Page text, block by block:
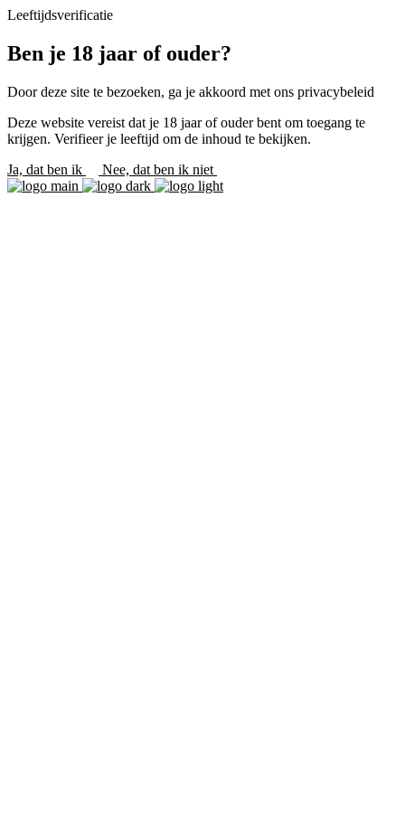
Leeftijdsverificatie
Ben je 18 jaar of ouder?
Door deze site te bezoeken, ga je akkoord met ons privacybeleid
Deze website vereist dat je 18 jaar of ouder bent om toegang te
krijgen. Verifieer je leeftijd om de inhoud te bekijken.
Ja, dat ben ik
Nee, dat ben ik niet